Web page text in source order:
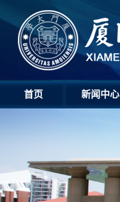
首页 新闻中心